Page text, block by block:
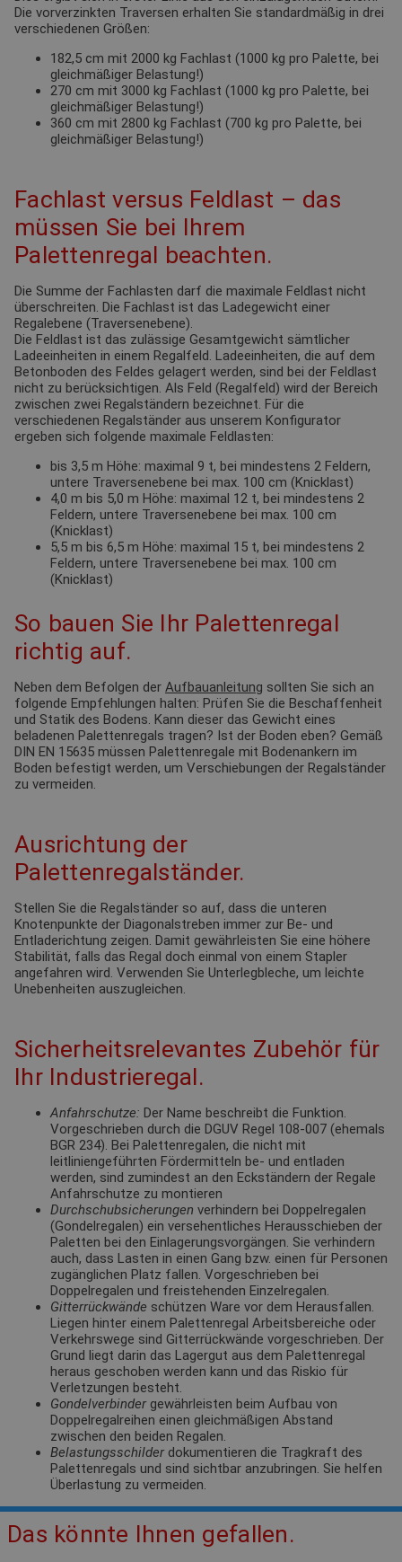
Die vorverzinkten Traversen erhalten Sie standardmäßig in drei
verschiedenen Größen:
182,5 cm mit 2000 kg Fachlast (1000 kg pro Palette, bei
gleichmäßiger Belastung!)
270 cm mit 3000 kg Fachlast (1000 kg pro Palette, bei
gleichmäßiger Belastung!)
360 cm mit 2800 kg Fachlast (700 kg pro Palette, bei
gleichmäßiger Belastung!)
Fachlast versus Feldlast – das
müssen Sie bei Ihrem
Palettenregal beachten.
Die Summe der Fachlasten darf die maximale Feldlast nicht
überschreiten. Die Fachlast ist das Ladegewicht einer
Regalebene (Traversenebene).
Die Feldlast ist das zulässige Gesamtgewicht sämtlicher
Ladeeinheiten in einem Regalfeld. Ladeeinheiten, die auf dem
Betonboden des Feldes gelagert werden, sind bei der Feldlast
nicht zu berücksichtigen. Als Feld (Regalfeld) wird der Bereich
zwischen zwei Regalständern bezeichnet. Für die
verschiedenen Regalständer aus unserem Konfigurator
ergeben sich folgende maximale Feldlasten:
bis 3,5 m Höhe: maximal 9 t, bei mindestens 2 Feldern,
untere Traversenebene bei max. 100 cm (Knicklast)
4,0 m bis 5,0 m Höhe: maximal 12 t, bei mindestens 2
Feldern, untere Traversenebene bei max. 100 cm
(Knicklast)
5,5 m bis 6,5 m Höhe: maximal 15 t, bei mindestens 2
Feldern, untere Traversenebene bei max. 100 cm
(Knicklast)
So bauen Sie Ihr Palettenregal
richtig auf.
Neben dem Befolgen der Aufbauanleitung sollten Sie sich an
folgende Empfehlungen halten: Prüfen Sie die Beschaffenheit
und Statik des Bodens. Kann dieser das Gewicht eines
beladenen Palettenregals tragen? Ist der Boden eben? Gemäß
DIN EN 15635 müssen Palettenregale mit Bodenankern im
Boden befestigt werden, um Verschiebungen der Regalständer
zu vermeiden.
Ausrichtung der
Palettenregalständer.
Stellen Sie die Regalständer so auf, dass die unteren
Knotenpunkte der Diagonalstreben immer zur Be- und
Entladerichtung zeigen. Damit gewährleisten Sie eine höhere
Stabilität, falls das Regal doch einmal von einem Stapler
angefahren wird. Verwenden Sie Unterlegbleche, um leichte
Unebenheiten auszugleichen.
Sicherheitsrelevantes Zubehör für
Ihr Industrieregal.
Anfahrschutze: Der Name beschreibt die Funktion.
Vorgeschrieben durch die DGUV Regel 108-007 (ehemals
BGR 234). Bei Palettenregalen, die nicht mit
leitliniengeführten Fördermitteln be- und entladen
werden, sind zumindest an den Eckständern der Regale
Anfahrschutze zu montieren
Durchschubsicherungen verhindern bei Doppelregalen
(Gondelregalen) ein versehentliches Herausschieben der
Paletten bei den Einlagerungsvorgängen. Sie verhindern
auch, dass Lasten in einen Gang bzw. einen für Personen
zugänglichen Platz fallen. Vorgeschrieben bei
Doppelregalen und freistehenden Einzelregalen.
Gitterrückwände schützen Ware vor dem Herausfallen.
Liegen hinter einem Palettenregal Arbeitsbereiche oder
Verkehrswege sind Gitterrückwände vorgeschrieben. Der
Grund liegt darin das Lagergut aus dem Palettenregal
heraus geschoben werden kann und das Riskio für
Verletzungen besteht.
Gondelverbinder gewährleisten beim Aufbau von
Doppelregalreihen einen gleichmäßigen Abstand
zwischen den beiden Regalen.
Belastungsschilder dokumentieren die Tragkraft des
Palettenregals und sind sichtbar anzubringen. Sie helfen
Überlastung zu vermeiden.
Das könnte Ihnen gefallen.